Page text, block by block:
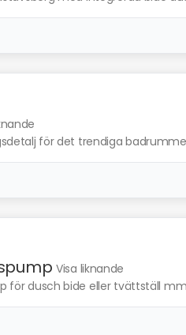
för det trendiga
Visa liknande
för dusch bide eller tvättställ mm.